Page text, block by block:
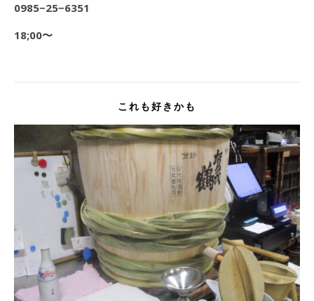
0985−25−6351
18;00〜
これも好きかも